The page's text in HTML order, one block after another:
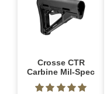
Crosse CTR
Carbine Mil-Spec